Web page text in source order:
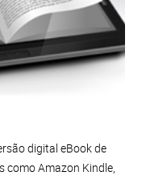
digital eBook de
Amazon Kindle,